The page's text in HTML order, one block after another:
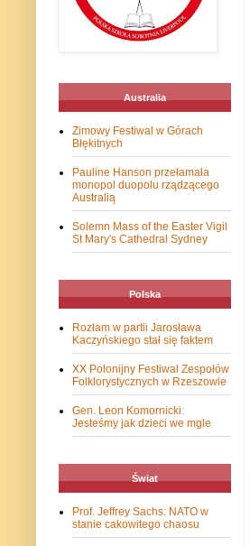
Australia
Zimowy Festiwal w Górach
Błękitnych
Pauline Hanson przełamała
monopol duopolu rządzącego
Australią
Solemn Mass of the Easter Vigil
St Mary's Cathedral Sydney
Polska
Rozłam w partii Jarosława
Kaczyńskiego stał się faktem
XX Polonijny Festiwal Zespołów
Folklorystycznych w Rzeszowie
Gen. Leon Komornicki:
Jesteśmy jak dzieci we mgle
Świat
Prof. Jeffrey Sachs: NATO w
stanie cakowitego chaosu